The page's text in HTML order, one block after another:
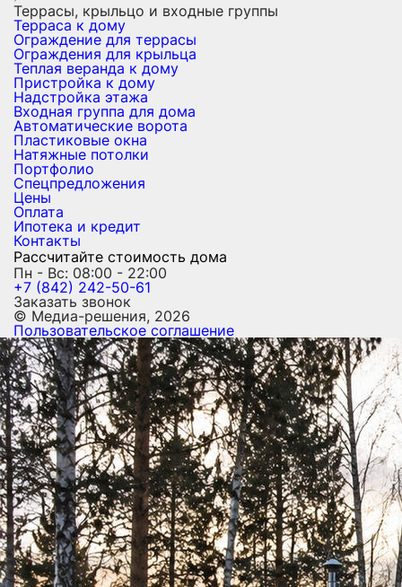
Террасы, крыльцо и входные группы
Терраса к дому
Ограждение для террасы
Ограждения для крыльца
Теплая веранда к дому
Пристройка к дому
Надстройка этажа
Входная группа для дома
Автоматические ворота
Пластиковые окна
Натяжные потолки
Портфолио
Спецпредложения
Цены
Оплата
Ипотека и кредит
Контакты
Рассчитайте стоимость дома
Пн - Вс: 08:00 - 22:00
+7 (842) 242-50-61
Заказать звонок
© Медиа-решения, 2026
Пользовательское соглашение